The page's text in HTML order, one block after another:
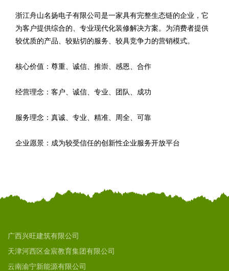
浙江舟山名扬电子有限公司是一家具有完整生态链的企业，它
为客户提供综合的、专业现代化装修解决方案。为消费者提供
较优质的产品、较贴切的服务、较具竞争力的营销模式。
核心价值：尊重、诚信、推崇、感恩、合作
经营理念：客户、诚信、专业、团队、成功
服务理念：真诚、专业、精准、周全、可靠
企业愿景：成为较受信任的创新性企业服务开放平台
广西兴旺建筑有限公司
天津河西区金宸教育集团有限公司
云南渝宁新能源有限公司